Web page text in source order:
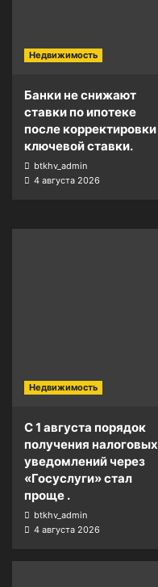
Недвижимость
Банки не снижают
ставки по ипотеке
после корректировки
ключевой ставки.
btkhv_admin
4 августа 2026
Недвижимость
С 1 августа порядок
получения налоговых
уведомлений через
«Госуслуги» стал
проще .
btkhv_admin
4 августа 2026